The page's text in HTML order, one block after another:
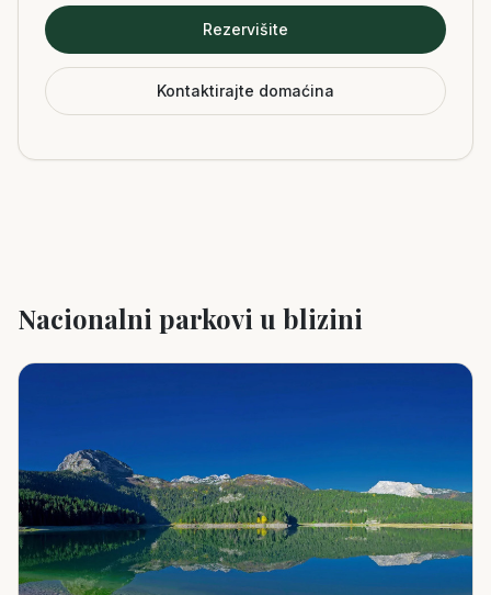
Rezervišite
Kontaktirajte domaćina
Nacionalni parkovi u blizini